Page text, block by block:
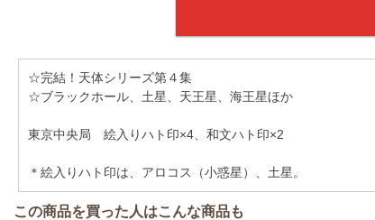
☆完結！天体シリーズ第４集
☆ブラックホール、土星、天王星、海王星ほか
東京中央局 絵入りハト印×4、和文ハト印×2
＊絵入りハト印は、アロコス（小惑星）、土星。
この商品を買った人はこんな商品も